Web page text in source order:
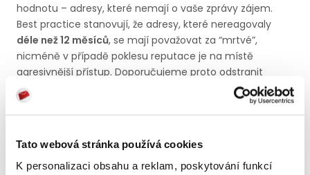
Tato webová stránka používá cookies
K personalizaci obsahu a reklam, poskytování funkcí
hodnotu – adresy, které nemají o vaše zprávy zájem.
Best practice stanovují, že adresy, které nereagovaly
déle než 12 měsíců, se mají považovat za “mrtvé”,
nicméně v případě poklesu reputace je na místě
agresivnější přístup. Doporučujeme proto odstranit
příjemce, jež neměli interakci
déle než 6 měsíců.
Samotným odstraněním tak docílíte nárůstu poměru
otevření. Zároveň ušetříte v případě účtování podle
však nutné opravdu adresáty odstranit ze všech vašich
systémů, aby nedošlo k případnému opakovanému